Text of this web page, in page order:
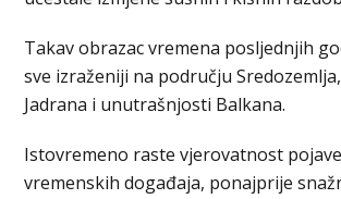
Takav obrazac vremena posljednjih
sve izraženiji na području
Jadrana i unutrašnjosti Balkana.
Istovremeno raste vjerovatnost
vremenskih događaja, ponajprije